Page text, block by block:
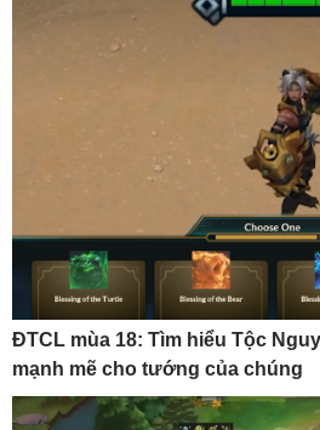
ĐTCL mùa 18: Tìm hiểu Tộc
mạnh mẽ cho tướng của chúng